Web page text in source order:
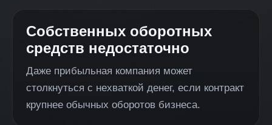
Собственных оборотных
средств недостаточно
Даже прибыльная компания может
столкнуться с нехваткой денег, если контракт
крупнее обычных оборотов бизнеса.